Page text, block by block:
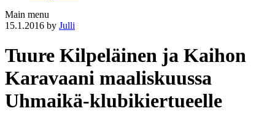
Main menu
15.1.2016 by Julli
Tuure Kilpeläinen ja Kaihon
Karavaani maaliskuussa
Uhmaikä-klubikiertueelle